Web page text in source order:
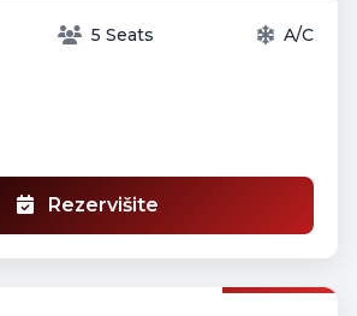
5 Seats A/C
Rezervišite